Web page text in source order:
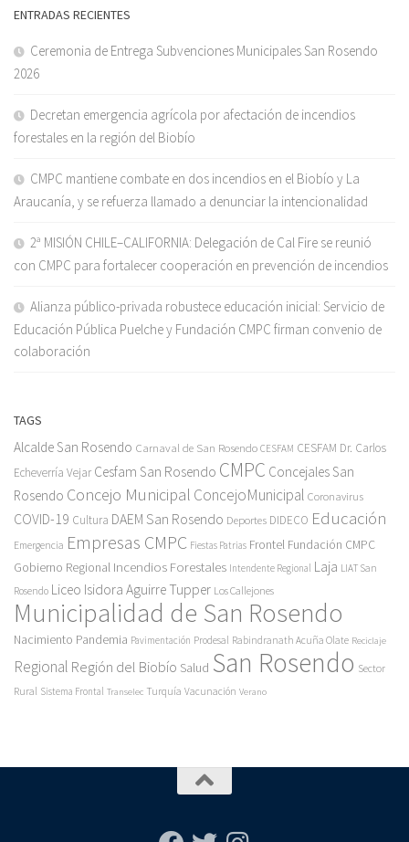
ENTRADAS RECIENTES
Ceremonia de Entrega Subvenciones Municipales San Rosendo
2026
Decretan emergencia agrícola por afectación de incendios
forestales en la región del Biobío
CMPC mantiene combate en dos incendios en el Biobío y La
Araucanía, y se refuerza llamado a denunciar la intencionalidad
2ª MISIÓN CHILE–CALIFORNIA: Delegación de Cal Fire se reunió
con CMPC para fortalecer cooperación en prevención de incendios
Alianza público-privada robustece educación inicial: Servicio de
Educación Pública Puelche y Fundación CMPC firman convenio de
colaboración
TAGS
Alcalde San Rosendo Carnaval de San Rosendo CESFAM CESFAM Dr. Carlos
Echeverría Vejar Cesfam San Rosendo CMPC Concejales San
Rosendo Concejo Municipal ConcejoMunicipal Coronavirus
COVID-19 Cultura DAEM San Rosendo Deportes DIDECO Educación
Emergencia Empresas CMPC Fiestas Patrias Frontel Fundación CMPC
Gobierno Regional Incendios Forestales Intendente Regional Laja LIAT San
Rosendo Liceo Isidora Aguirre Tupper Los Callejones
Municipalidad de San Rosendo
Nacimiento Pandemia Pavimentación Prodesal Rabindranath Acuña Olate Reciclaje
Regional Región del Biobío Salud San Rosendo Sector
Rural Sistema Frontal Transelec Turquía Vacunación Verano